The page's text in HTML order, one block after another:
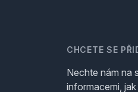
CHCETE SE
Nechte nám na
informacemi,